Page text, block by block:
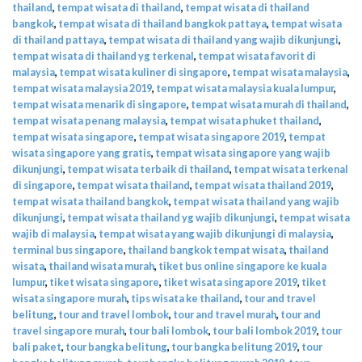
thailand, tempat wisata di thailand, tempat wisata di thailand
bangkok, tempat wisata di thailand bangkok pattaya, tempat wisata
di thailand pattaya, tempat wisata di thailand yang wajib dikunjungi,
tempat wisata di thailand yg terkenal, tempat wisata favorit di
malaysia, tempat wisata kuliner di singapore, tempat wisata malaysia,
tempat wisata malaysia 2019, tempat wisata malaysia kuala lumpur,
tempat wisata menarik di singapore, tempat wisata murah di thailand,
tempat wisata penang malaysia, tempat wisata phuket thailand,
tempat wisata singapore, tempat wisata singapore 2019, tempat
wisata singapore yang gratis, tempat wisata singapore yang wajib
dikunjungi, tempat wisata terbaik di thailand, tempat wisata terkenal
di singapore, tempat wisata thailand, tempat wisata thailand 2019,
tempat wisata thailand bangkok, tempat wisata thailand yang wajib
dikunjungi, tempat wisata thailand yg wajib dikunjungi, tempat wisata
wajib di malaysia, tempat wisata yang wajib dikunjungi di malaysia,
terminal bus singapore, thailand bangkok tempat wisata, thailand
wisata, thailand wisata murah, tiket bus online singapore ke kuala
lumpur, tiket wisata singapore, tiket wisata singapore 2019, tiket
wisata singapore murah, tips wisata ke thailand, tour and travel
belitung, tour and travel lombok, tour and travel murah, tour and
travel singapore murah, tour bali lombok, tour bali lombok 2019, tour
bali paket, tour bangka belitung, tour bangka belitung 2019, tour